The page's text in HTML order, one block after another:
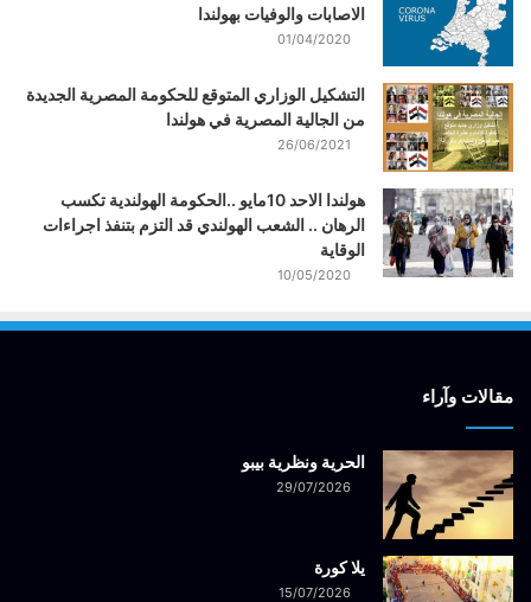
الاصابات والوفيات بهولندا
01/04/2020
التشكيل الوزاري المتوقع للحكومة المصرية الجديدة
من الجالية المصرية في هولندا
26/06/2021
هولندا الاحد 10مايو ..الحكومة الهولندية تكسب
الرهان .. الشعب الهولندي قد التزم بتنفذ اجراءات
الوقاية
10/05/2020
مقالات وآراء
الحرية ونظرية بيبو
29/07/2026
يلا كورة
15/07/2026